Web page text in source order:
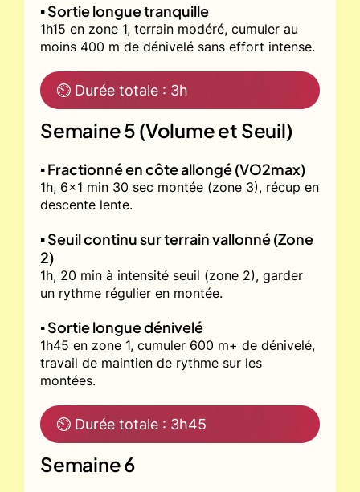
▪️ Sortie longue tranquille
1h15 en zone 1, terrain modéré, cumuler au
moins 400 m de dénivelé sans effort intense.
⏲ Durée totale : 3h
Semaine 5 (Volume et Seuil)
▪️ Fractionné en côte allongé (VO2max)
1h, 6x1 min 30 sec montée (zone 3), récup en
descente lente.
▪️ Seuil continu sur terrain vallonné (Zone
2)
1h, 20 min à intensité seuil (zone 2), garder
un rythme régulier en montée.
▪️ Sortie longue dénivelé
1h45 en zone 1, cumuler 600 m+ de dénivelé,
travail de maintien de rythme sur les
montées.
⏲ Durée totale : 3h45
Semaine 6